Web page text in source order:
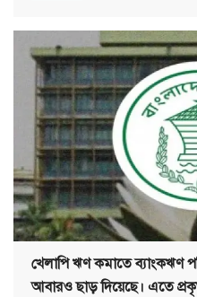
খেলাপি ঋণ কমাতে ব্যাংকঋণ
আবারও ছাড় দিয়েছে। এতে